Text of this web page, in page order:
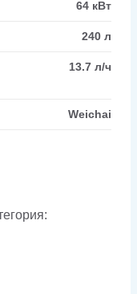
64 кВт
240 л
13.7 л/ч
Weichai